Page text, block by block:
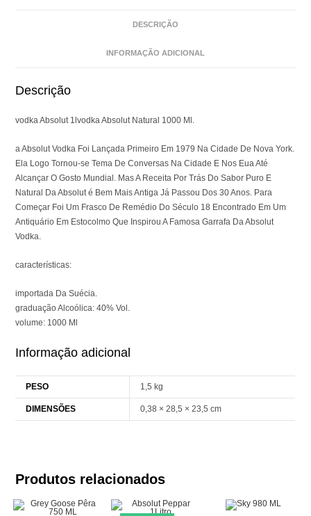
DESCRIÇÃO
INFORMAÇÃO ADICIONAL
Descrição
vodka Absolut 1lvodka Absolut Natural 1000 Ml.
a Absolut Vodka Foi Lançada Primeiro Em 1979 Na Cidade De Nova York.
Ela Logo Tornou-se Tema De Conversas Na Cidade E Nos Eua Até
Alcançar O Gosto Mundial. Mas A Receita Por Trás Do Sabor Puro E
Natural Da Absolut é Bem Mais Antiga Já Passou Dos 30 Anos. Para
Começar Foi Um Frasco De Remédio Do Século 18 Encontrado Em Um
Antiquário Em Estocolmo Que Inspirou A Famosa Garrafa Da Absolut
Vodka.
características:
importada Da Suécia.
graduação Alcoólica: 40% Vol.
volume: 1000 Ml
Informação adicional
PESO 1,5 kg
DIMENSÕES 0,38 × 28,5 × 23,5 cm
Produtos relacionados